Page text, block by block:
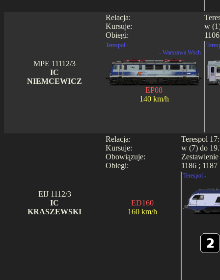
Relacja:
Kursuje:
Obiegi:
w
MPE 11112/3
IC
NIEMCEWICZ
Terespol -
- Warszawa Wsch.
EP08
140 km/h
Relacja:
Kursuje:
Obowiązuje:
Obiegi:
Terespol
w (7) do
1186 ; 1187
EIJ 1112/3
IC
KRASZEWSKI
ED160
160 km/h
Terespol -